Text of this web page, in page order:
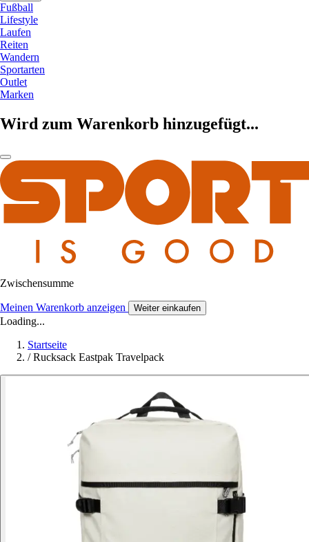
Fußball
Lifestyle
Laufen
Reiten
Wandern
Sportarten
Outlet
Marken
Wird zum Warenkorb hinzugefügt...
Zwischensumme
Meinen Warenkorb anzeigen Weiter einkaufen
Loading...
Startseite
/ Rucksack Eastpak Travelpack